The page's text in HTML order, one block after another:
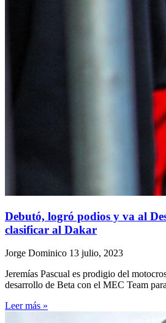
Debutó, logró podios y va al
clasificar al Dakar
Jorge Dominico 13 julio, 2023
Jeremías Pascual es prodigio del
desarrollo de Beta con el MEC Team
Leer más »